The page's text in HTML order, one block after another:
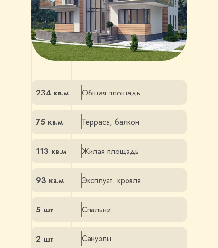
234 кв.м Общая площадь
75 кв.м Терраса, балкон
93 кв.м Эксплуат. кровля
113 кв.м Жилая площадь
5 шт Спальни
2 шт Санузлы